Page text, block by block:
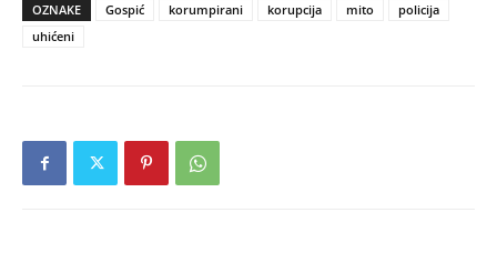
OZNAKE Gospić korumpirani korupcija mito
policija
uhićeni